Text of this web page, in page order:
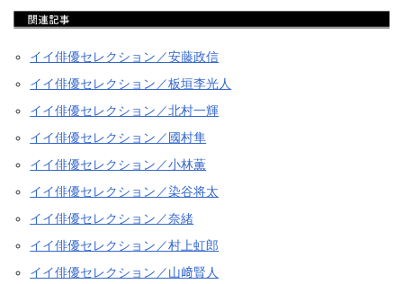
イイ俳優セレクション／安藤政信
イイ俳優セレクション／板垣李光人
イイ俳優セレクション／北村一輝
イイ俳優セレクション／國村隼
イイ俳優セレクション／小林薫
イイ俳優セレクション／染谷将太
イイ俳優セレクション／奈緒
イイ俳優セレクション／村上虹郎
イイ俳優セレクション／山﨑賢人